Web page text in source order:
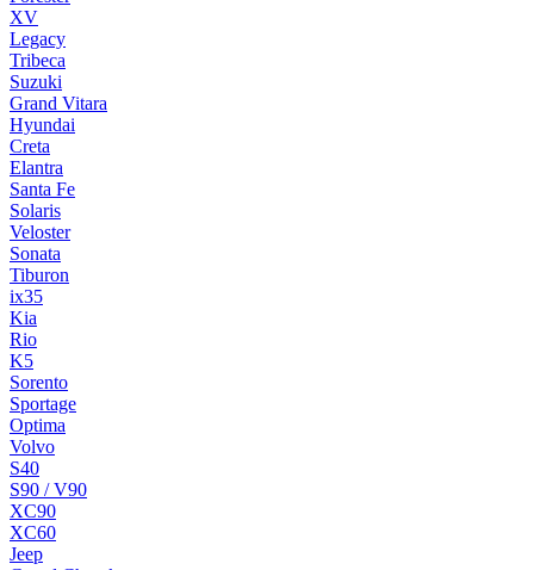
XV
Legacy
Tribeca
Suzuki
Grand Vitara
Hyundai
Creta
Elantra
Santa Fe
Solaris
Veloster
Sonata
Tiburon
ix35
Kia
Rio
K5
Sorento
Sportage
Optima
Volvo
S40
S90 / V90
XC90
XC60
Jeep